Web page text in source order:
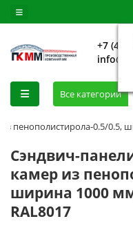
+7
Все категории
пенополистирола-0.5/0.5,
Сэндвич-
камер из
ширина 1000
RAL8017